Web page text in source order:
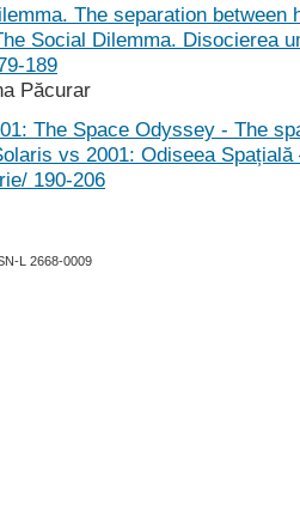
The separation between
Social Dilemma. Disocierea
189
Păcurar
The Space Odyssey - The
vs 2001: Odiseea
190-206
L 2668-0009